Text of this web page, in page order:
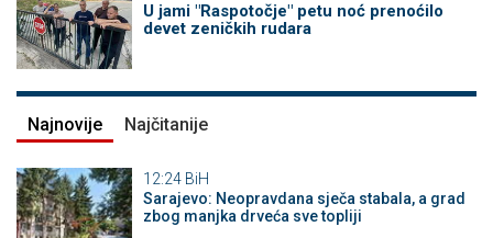
U jami "Raspotočje" petu noć prenoćilo
devet zeničkih rudara
Najnovije Najčitanije
12:24 BiH
Sarajevo: Neopravdana sječa stabala, a grad
zbog manjka drveća sve topliji